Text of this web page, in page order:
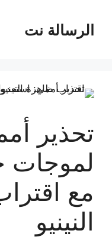
المحتوىالرسالة نت
تحذير
لموجات
مع
النينيو